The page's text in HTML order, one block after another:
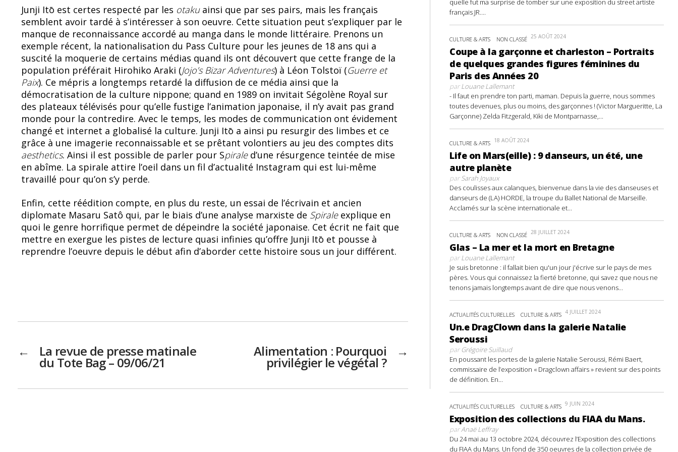
Junji Itō est certes respecté par les otakuainsi que par ses pairs, mais les français
semblent avoir tardé à s’intéresser à son oeuvre. Cette situation peut s’expliquer par le
manque de reconnaissance accordé au manga dans le monde littéraire. Prenons un
exemple récent, la nationalisation du Pass Culture pour les jeunes de 18 ans qui a
suscité la moquerie de certains médias quand ils ont découvert que cette frange de la
population préférait Hirohiko Araki (Jojo’s Bizar Adventures) à Léon Tolstoï (Guerre et
Paix). Ce mépris a longtemps retardé la diffusion de ce média ainsi que la
démocratisation de la culture nippone; quand en 1989 on invitait Ségolène Royal sur
des plateaux télévisés pour qu’elle fustige l’animation japonaise, il n’y avait pas grand
monde pour la contredire. Avec le temps, les modes de communication ont évidement
changé et internet a globalisé la culture. Junji Itō a ainsi pu resurgir des limbes et ce
grâce à une imagerie reconnaissable et se prêtant volontiers au jeu des comptes dits
aesthetics. Ainsi il est possible de parler pour Spiraled’une résurgence teintée de mise
en abîme. La spirale attire l’oeil dans un fil d’actualité Instagram qui est lui-même
travaillé pour qu’on s’y perde.
Enfin, cette réédition compte, en plus du reste, un essai de l’écrivain et ancien
diplomate Masaru Satô qui, par le biais d’une analyse marxiste de Spiraleexplique en
quoi le genre horrifique permet de dépeindre la société japonaise. Cet écrit ne fait que
mettre en exergue les pistes de lecture quasi infinies qu’offre Junji Itō et pousse à
reprendre l’oeuvre depuis le début afin d’aborder cette histoire sous un jour différent.
← La revue de presse matinale
du Tote Bag – 09/06/21
→
Alimentation : Pourquoi
privilégier le végétal ?
quelle fut ma surprise de tomber sur une exposition du street artiste
français JR....
CULTURE & ARTS NON CLASSÉ 25 AOÛT 2024
Coupe à la garçonne et charleston – Portraits
de quelques grandes figures féminines du
Paris des Années 20
parLouane Lallemant
- Il faut en prendre ton parti, maman. Depuis la guerre, nous sommes
toutes devenues, plus ou moins, des garçonnes ! (Victor Margueritte, La
Garçonne) Zelda Fitzgerald, Kiki de Montparnasse,...
CULTURE & ARTS 18 AOÛT 2024
Life on Mars(eille) : 9 danseurs, un été, une
autre planète
parSarah Joyaux
Des coulisses aux calanques, bienvenue dans la vie des danseuses et
danseurs de (LA) HORDE, la troupe du Ballet National de Marseille.
Acclamés sur la scène internationale et...
CULTURE & ARTS NON CLASSÉ 28 JUILLET 2024
Glas – La mer et la mort en Bretagne
parLouane Lallemant
Je suis bretonne : il fallait bien qu'un jour j'écrive sur le pays de mes
pères. Vous qui connaissez la fierté bretonne, qui savez que nous ne
tenons jamais longtemps avant de dire que nous venons...
ACTUALITÉS CULTURELLES CULTURE & ARTS 4 JUILLET 2024
Un.e DragClown dans la galerie Natalie
Seroussi
parGrégoire Suillaud
En poussant les portes de la galerie Natalie Seroussi, Rémi Baert,
commissaire de l’exposition « Dragclown affairs » revient sur des points
de définition. En...
ACTUALITÉS CULTURELLES CULTURE & ARTS 9 JUIN 2024
Exposition des collections du FIAA du Mans.
parAnaë Leffray
Du 24 mai au 13 octobre 2024, découvrez l’Exposition des collections
du FIAA du Mans. Un fond de 350 oeuvres de la collection privée de